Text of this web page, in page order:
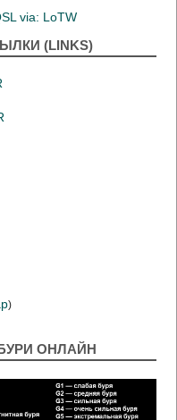
via: LoTW
(LINKS)
)
ОНЛАЙН